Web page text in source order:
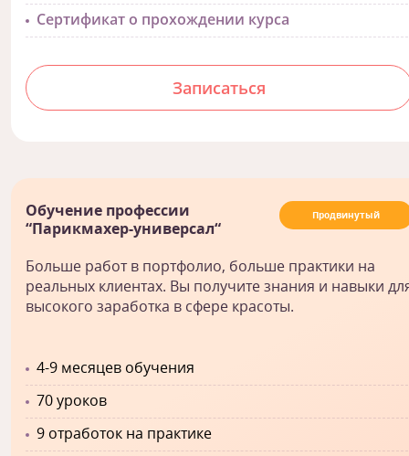
Сертификат о прохождении курса
Записаться
Продвинутый
Обучение профессии
“Парикмахер-универсал“
Больше работ в портфолио, больше практики на
реальных клиентах. Вы получите знания и навыки
высокого заработка в сфере красоты.
4-9 месяцев обучения
70 уроков
9 отработок на практике